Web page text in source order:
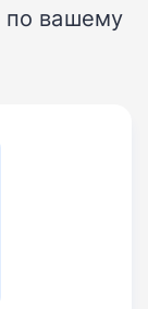
по вашему